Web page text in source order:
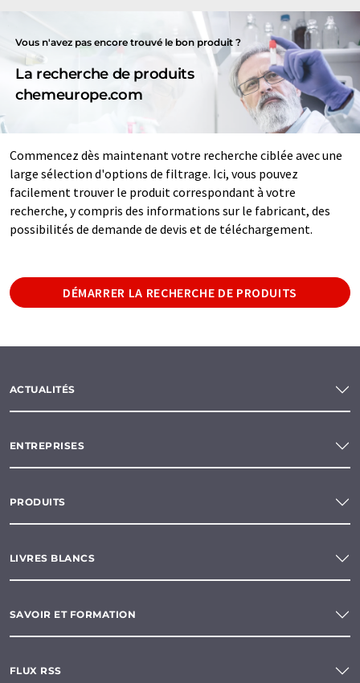
Vous n'avez pas encore trouvé le bon produit ?
La recherche de produits
chemeurope.com
Commencez dès maintenant votre recherche ciblée avec une
large sélection d'options de filtrage. Ici, vous pouvez
facilement trouver le produit correspondant à votre
recherche, y compris des informations sur le fabricant, des
possibilités de demande de devis et de téléchargement.
DÉMARRER LA RECHERCHE DE PRODUITS
ACTUALITÉS
ENTREPRISES
PRODUITS
LIVRES BLANCS
SAVOIR ET FORMATION
FLUX RSS